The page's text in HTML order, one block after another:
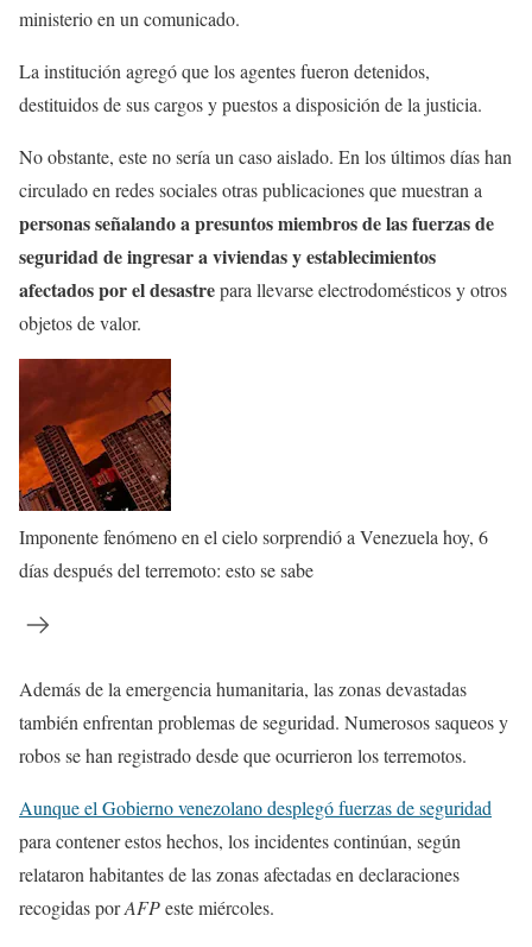
ministerio en un comunicado.
La institución agregó que los agentes fueron detenidos,
destituidos de sus cargos y puestos a disposición de la justicia.
No obstante, este no sería un caso aislado. En los últimos días han
circulado en redes sociales otras publicaciones que muestran a
personas señalando a presuntos miembros de las fuerzas de
seguridad de ingresar a viviendas y establecimientos
afectados por el desastrepara llevarse electrodomésticos y otros
objetos de valor.
Imponente fenómeno en el cielo sorprendió a Venezuela hoy, 6
días después del terremoto: esto se sabe
Además de la emergencia humanitaria, las zonas devastadas
también enfrentan problemas de seguridad. Numerosos saqueos y
robos se han registrado desde que ocurrieron los terremotos.
Aunque el Gobierno venezolano desplegó fuerzas de seguridad
para contener estos hechos, los incidentes continúan, según
relataron habitantes de las zonas afectadas en declaraciones
recogidas porAFPeste miércoles.